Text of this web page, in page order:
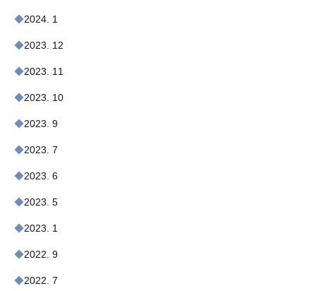
2024. 1
2023. 12
2023. 11
2023. 10
2023. 9
2023. 7
2023. 6
2023. 5
2023. 1
2022. 9
2022. 7